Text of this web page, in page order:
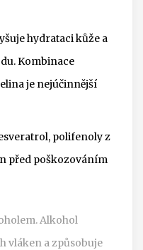
hydrataci kůže a
Kombinace
je nejúčinnější
polifenoly z
před poškozováním
Alkohol
vláken a způsobuje